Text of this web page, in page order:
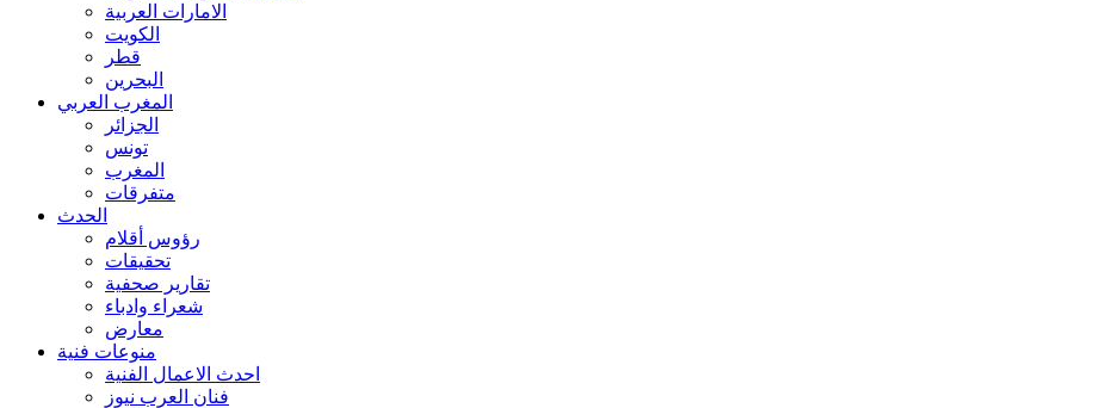
الامارات العربية
الكويت
قطر
البحرين
المغرب العربي
الجزائر
تونس
المغرب
متفرقات
الحدث
رؤوس أقلام
تحقيقات
تقارير صحفية
شعراء وادباء
معارض
منوعات فنية
احدث الاعمال الفنية
فنان العرب نيوز